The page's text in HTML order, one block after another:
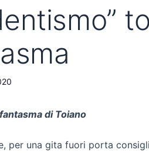
di Toiano
per una gita fuori porta